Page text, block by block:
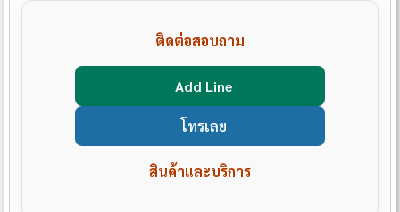
ติดต่อสอบถาม
Add Line
โทรเลย
สินค้าและบริการ